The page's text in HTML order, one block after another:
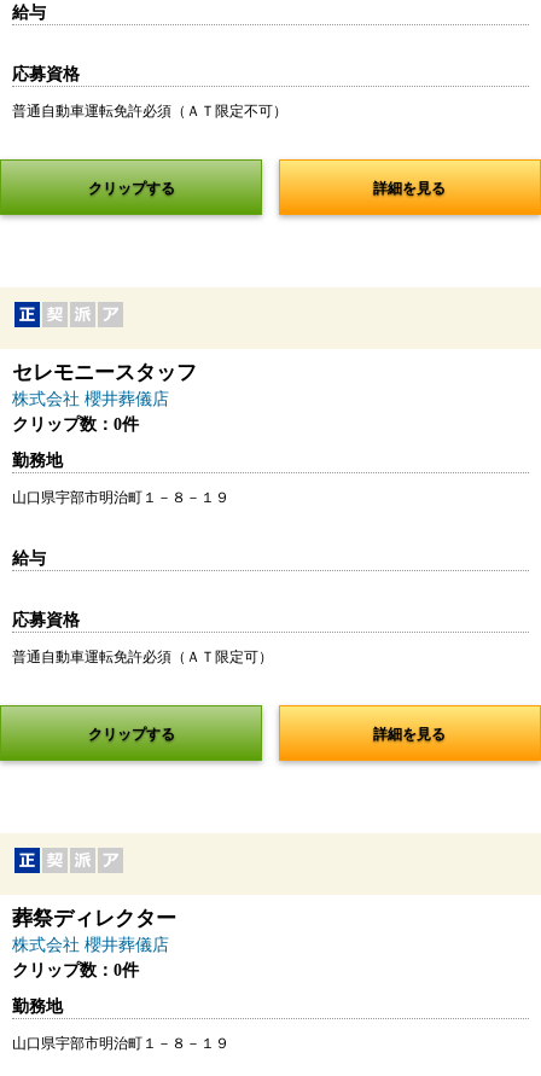
給与
応募資格
普通自動車運転免許必須（ＡＴ限定不可）
クリップする 詳細を見る
セレモニースタッフ
株式会社 櫻井葬儀店
クリップ数：0件
勤務地
山口県宇部市明治町１－８－１９
給与
応募資格
普通自動車運転免許必須（ＡＴ限定可）
クリップする 詳細を見る
葬祭ディレクター
株式会社 櫻井葬儀店
クリップ数：0件
勤務地
山口県宇部市明治町１－８－１９